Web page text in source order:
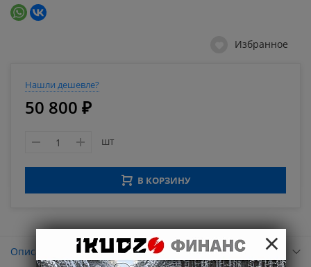
Избранное
Нашли дешевле?
50 800 ₽
шт
В КОРЗИНУ
Описание ×